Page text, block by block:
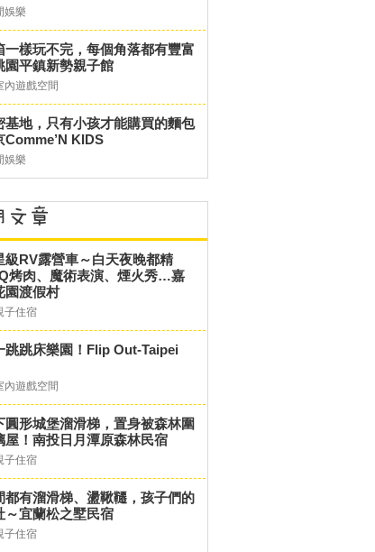
娛樂
一樣玩不完，每個角落都有豐富
園平鎮新勢親子館
內遊戲空間
基地，只有小孩才能購買的麵包
Comme’N KIDS
娛樂
級RV露營車～白天夜晚都精
烤肉、魔術表演、煙火秀…嘉
園渡假村
子住宿
跳跳床樂園！Flip Out-Taipei
內遊戲空間
圓形城堡溜滑梯，置身被森林圍
屋！南投日月潭原森林民宿
子住宿
都有溜滑梯、盪鞦韆，孩子們的
～宜蘭松之墅民宿
子住宿